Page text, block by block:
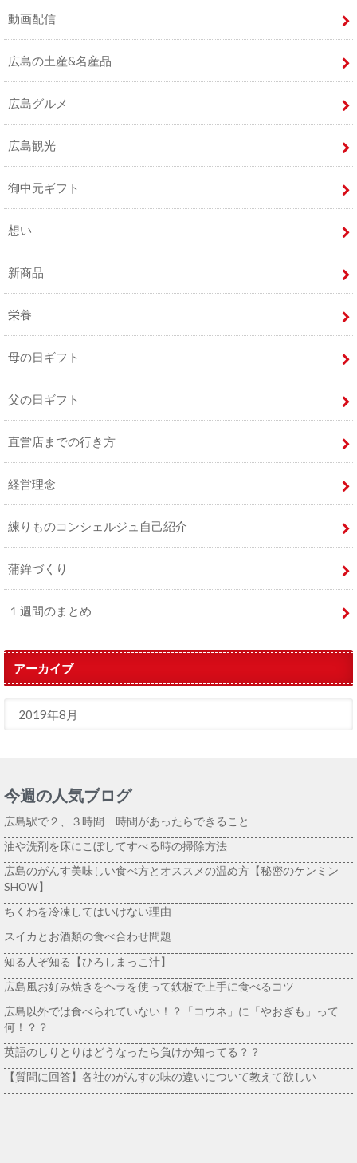
動画配信
広島の土産&名産品
広島グルメ
広島観光
御中元ギフト
想い
新商品
栄養
母の日ギフト
父の日ギフト
直営店までの行き方
経営理念
練りものコンシェルジュ自己紹介
蒲鉾づくり
１週間のまとめ
アーカイブ
今週の人気ブログ
広島駅で２、３時間 時間があったらできること
油や洗剤を床にこぼしてすべる時の掃除方法
広島のがんす美味しい食べ方とオススメの温め方【秘密のケンミン
SHOW】
ちくわを冷凍してはいけない理由
スイカとお酒類の食べ合わせ問題
知る人ぞ知る【ひろしまっこ汁】
広島風お好み焼きをヘラを使って鉄板で上手に食べるコツ
広島以外では食べられていない！？「コウネ」に「やおぎも」って
何！？？
英語のしりとりはどうなったら負けか知ってる？？
【質問に回答】各社のがんすの味の違いについて教えて欲しい